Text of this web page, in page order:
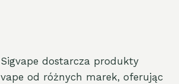
Sigvape dostarcza produkty
vape od różnych marek, oferując